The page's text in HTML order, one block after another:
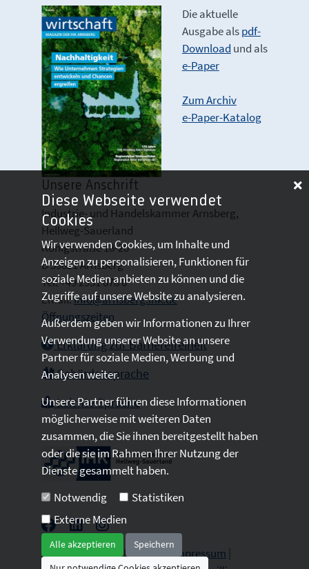
Die aktuelle
Ausgabe alspdf-
Download und als
e-Paper
Zum Archiv
e-Paper-Katalog
Unsere Anschrift
Industrie- und Handelskammer Arnsberg,
Hellweg-Sauerland
Königstraße 18-20
D 59821 Arnsberg
Tel: +49 2931 878 0
Email:info@arnsberg.ihk.de
Öffnungszeiten
Erklärung zur Barrierefreiheit
Gebärdensprache
Leichte Sprache
2026 © All Rights Reserved.Impressum
Diese Webseite verwendet
Cookies
Wir verwenden Cookies, um Inhalte und
Anzeigen zu personalisieren, Funktionen für
soziale Medien anbieten zu können und die
Zugriffe auf unsere Website zu analysieren.
Außerdem geben wir Informationen zu Ihrer
Verwendung unserer Website an unsere
Partner für soziale Medien, Werbung und
Analysen weiter.
Unsere Partner führen diese Informationen
möglicherweise mit weiteren Daten
zusammen, die Sie ihnen bereitgestellt haben
oder die sie im Rahmen Ihrer Nutzung der
Dienste gesammelt haben.
Notwendig
Statistiken
Externe Medien
Alle akzeptieren
Speichern